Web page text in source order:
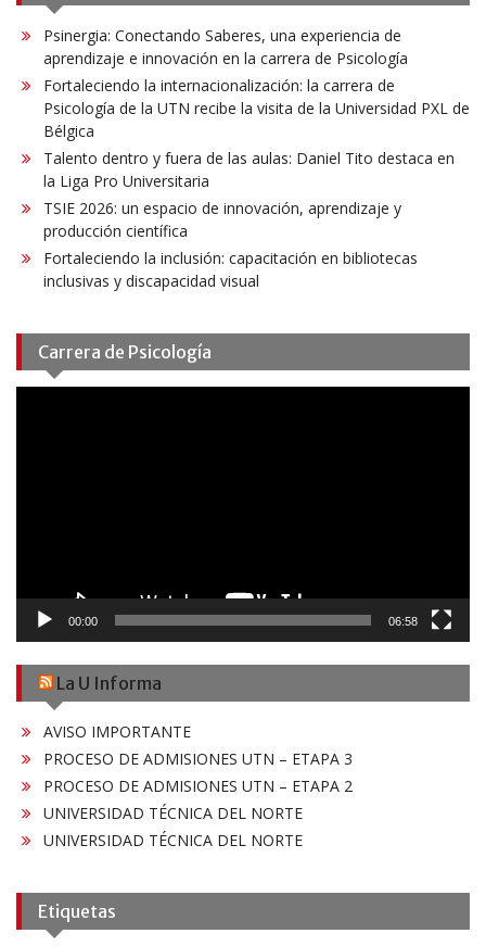
Psinergia: Conectando Saberes, una experiencia de
aprendizaje e innovación en la carrera de Psicología
Fortaleciendo la internacionalización: la carrera de
Psicología de la UTN recibe la visita de la Universidad PXL de
Bélgica
Talento dentro y fuera de las aulas: Daniel Tito destaca en
la Liga Pro Universitaria
TSIE 2026: un espacio de innovación, aprendizaje y
producción científica
Fortaleciendo la inclusión: capacitación en bibliotecas
inclusivas y discapacidad visual
Carrera de Psicología
00:00 06:58
La U Informa
AVISO IMPORTANTE
PROCESO DE ADMISIONES UTN – ETAPA 3
PROCESO DE ADMISIONES UTN – ETAPA 2
UNIVERSIDAD TÉCNICA DEL NORTE
UNIVERSIDAD TÉCNICA DEL NORTE
Etiquetas